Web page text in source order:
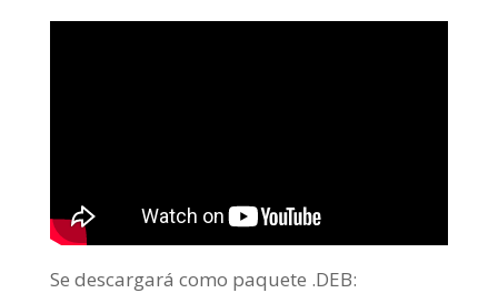
Se descargará como paquete .DEB: